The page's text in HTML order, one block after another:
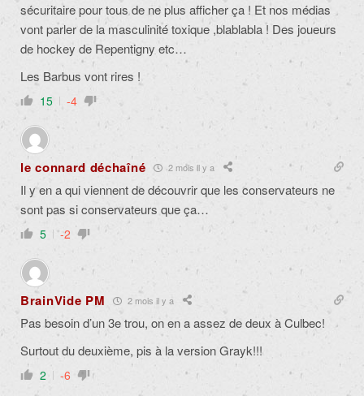
sécuritaire pour tous de ne plus afficher ça ! Et nos médias
vont parler de la masculinité toxique ,blablabla ! Des joueurs
de hockey de Repentigny etc…
Les Barbus vont rires !
15 -4
le connard déchaîné 2 mois il y a
Il y en a qui viennent de découvrir que les conservateurs ne
sont pas si conservateurs que ça…
5 -2
BrainVide PM 2 mois il y a
Pas besoin d’un 3e trou, on en a assez de deux à Culbec!
Surtout du deuxième, pis à la version Grayk!!!
2 -6